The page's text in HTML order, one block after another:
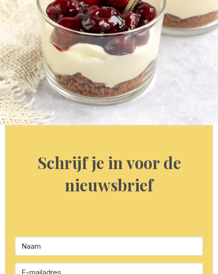
Schrijf je in voor de
nieuwsbrief